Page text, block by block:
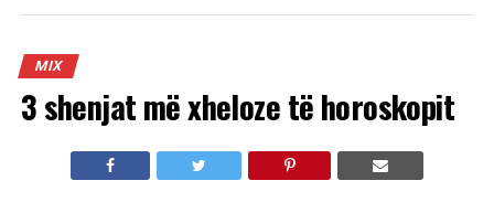
MIX
3 shenjat më xheloze të horoskopit